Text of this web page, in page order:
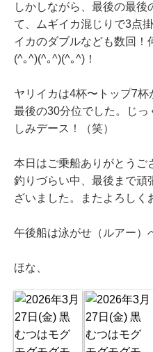
しかしながら、最後の最
て、ムギイカ混じりで3点
イカのダブルなども数回！
(^｡^)(^｡^)(^｡^)！
ヤリイカは4杯〜トップ7
最後の30分位でした。じ
しみデース！（笑）
本日はご乗船ありがとうご
釣りづらい中、最後まで頑
ざいました。またよろしく
午後船は泳がせ（ルアー）
ほな、